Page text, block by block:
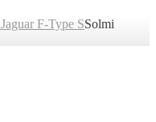
Jaguar F-Type SSolmi